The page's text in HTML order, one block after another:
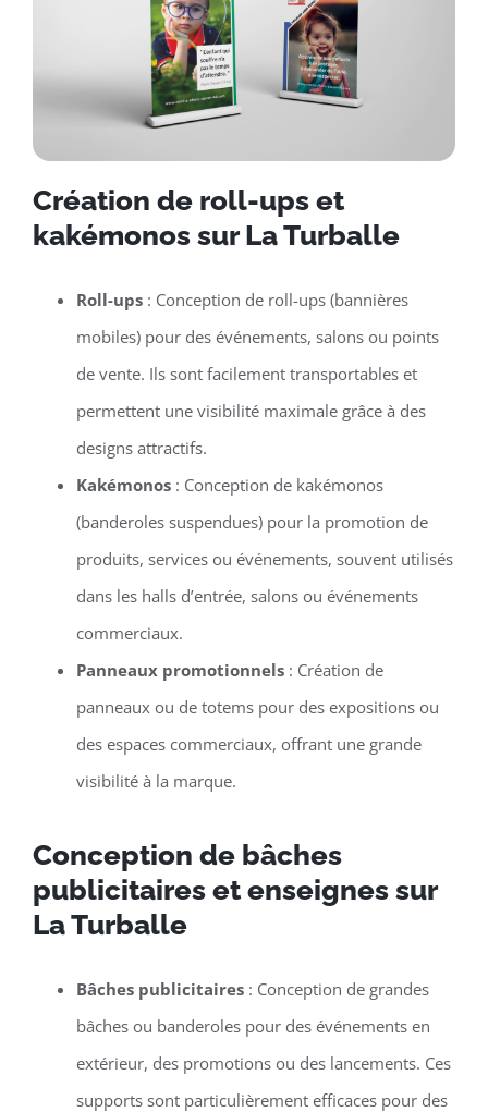
Création de roll-ups et
kakémonos sur La Turballe
Roll-ups: Conception de roll-ups (bannières
mobiles) pour des événements, salons ou points
de vente. Ils sont facilement transportables et
permettent une visibilité maximale grâce à des
designs attractifs.
Kakémonos: Conception de kakémonos
(banderoles suspendues) pour la promotion de
produits, services ou événements, souvent utilisés
dans les halls d’entrée, salons ou événements
commerciaux.
Panneaux promotionnels: Création de
panneaux ou de totems pour des expositions ou
des espaces commerciaux, offrant une grande
visibilité à la marque.
Conception de bâches
publicitaires et enseignes sur
La Turballe
Bâches publicitaires: Conception de grandes
bâches ou banderoles pour des événements en
extérieur, des promotions ou des lancements. Ces
supports sont particulièrement efficaces pour des